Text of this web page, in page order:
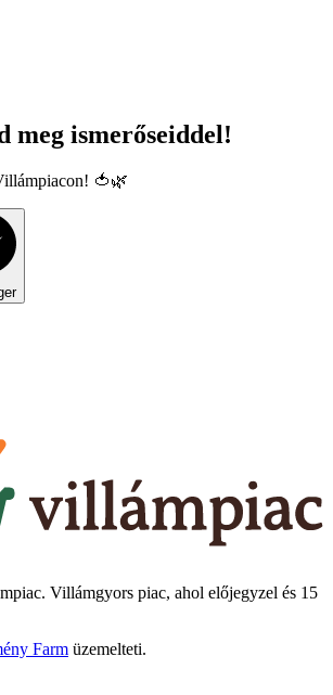
meg ismerőseiddel!
🍅🌿
Villámgyors piac, ahol előjegyzel és 15
Farm üzemelteti.